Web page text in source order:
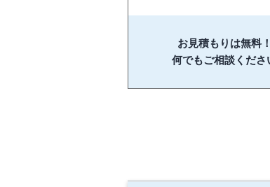
お見積もりは無料！
何でもご相談くださ